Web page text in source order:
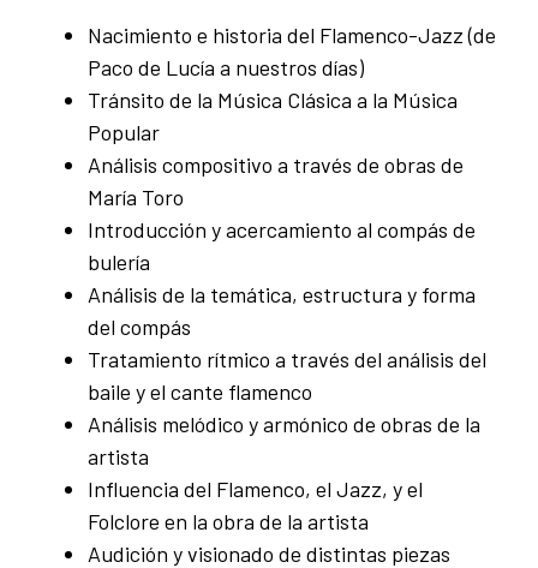
Nacimiento e historia del Flamenco-Jazz (de
Paco de Lucía a nuestros días)
Tránsito de la Música Clásica a la Música
Popular
Análisis compositivo a través de obras de
María Toro
Introducción y acercamiento al compás de
bulería
Análisis de la temática, estructura y forma
del compás
Tratamiento rítmico a través del análisis del
baile y el cante flamenco
Análisis melódico y armónico de obras de la
artista
Influencia del Flamenco, el Jazz, y el
Folclore en la obra de la artista
Audición y visionado de distintas piezas